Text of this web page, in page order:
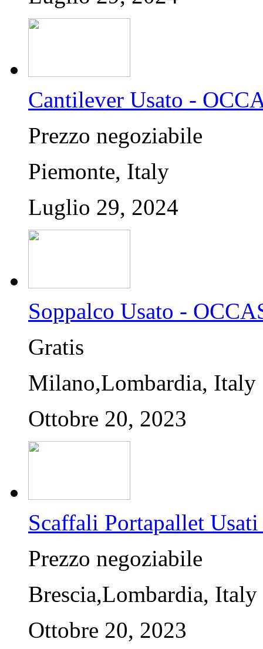
Cantilever Usato -
Prezzo negoziabile
Piemonte, Italy
Luglio 29, 2024
Soppalco Usato -
Gratis
Milano,Lombardia, Italy
Ottobre 20, 2023
Scaffali Portapallet
Prezzo negoziabile
Brescia,Lombardia, Italy
Ottobre 20, 2023